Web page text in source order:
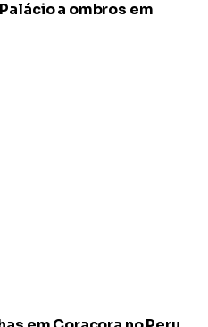
a ombros em